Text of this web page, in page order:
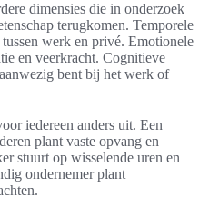
dimensies die in onderzoek
terugkomen. Temporele
werk en privé. Emotionele
en veerkracht. Cognitieve
bent bij het werk of
iedereen anders uit. Een
plant vaste opvang en
stuurt op wisselende uren en
ondernemer plant